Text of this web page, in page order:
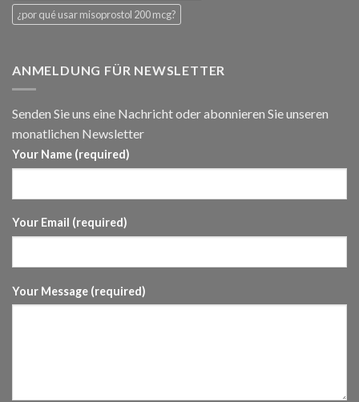
¿por qué usar misoprostol 200 mcg?
ANMELDUNG FÜR NEWSLETTER
Senden Sie uns eine Nachricht oder abonnieren Sie unseren
monatlichen Newsletter
Your Name (required)
Your Email (required)
Your Message (required)